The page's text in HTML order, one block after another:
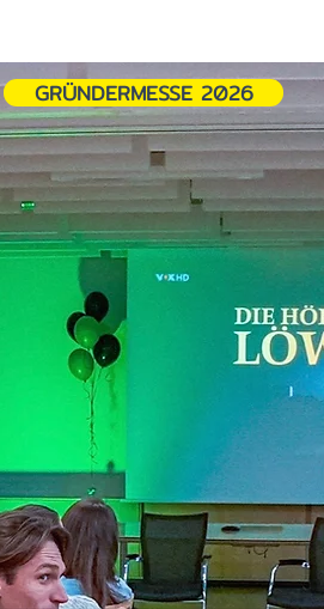
GRÜNDERMESSE 2026